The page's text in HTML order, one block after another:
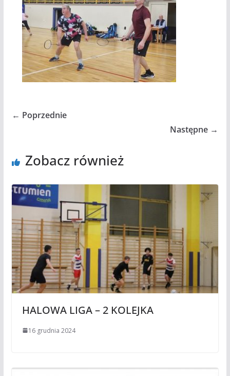
← Poprzednie
Następne →
Zobacz również
HALOWA LIGA – 2 KOLEJKA
16 grudnia 2024